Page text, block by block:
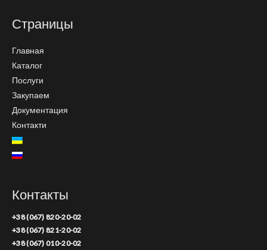
Страницы
Главная
Каталог
Послуги
Закупаем
Документация
Контакти
Контакты
+38 (067) 820-20-02
+38 (067) 821-20-02
+38 (067) 010-20-02